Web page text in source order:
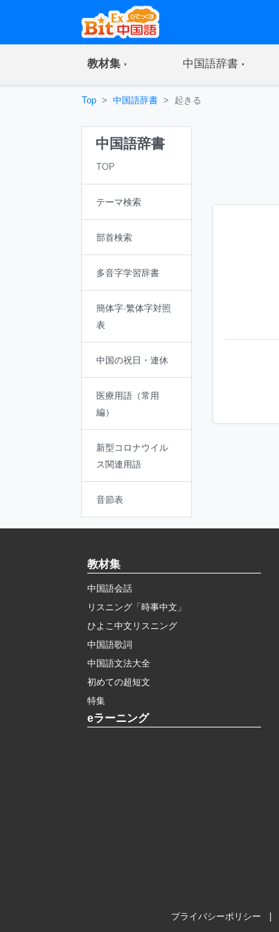
教材集(current) 中国語辞書(current)
Top 中国語辞書 起きる
中国語辞書
TOP
テーマ検索
部首検索
多音字学習辞書
簡体字·繁体字対照
表
中国の祝日・連休
医療用語（常用
編）
新型コロナウイル
ス関連用語
音節表
教材集
中国語会話
リスニング「時事中文」
ひよこ中文リスニング
中国語歌詞
中国語文法大全
初めての超短文
特集
eラーニング
プライバシーポリシー